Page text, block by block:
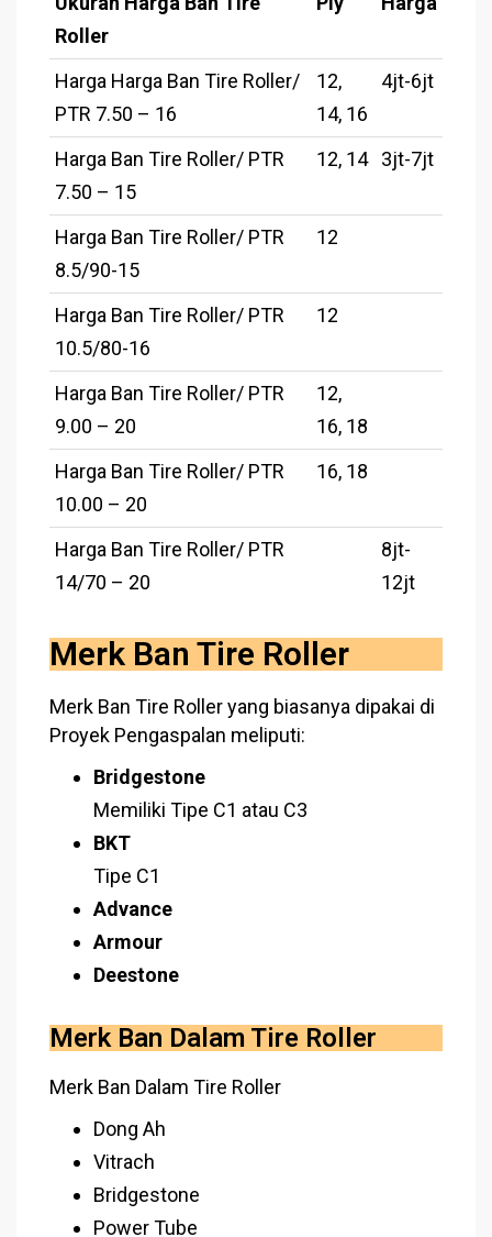
Roller
Harga Harga Ban Tire Roller/
PTR 7.50 – 16
12,
14, 16
4jt-6jt
Harga Ban Tire Roller/ PTR
7.50 – 15
12, 14 3jt-7jt
Harga Ban Tire Roller/ PTR
8.5/90-15
12
Harga Ban Tire Roller/ PTR
10.5/80-16
12
Harga Ban Tire Roller/ PTR
9.00 – 20
12,
16, 18
Harga Ban Tire Roller/ PTR
10.00 – 20
16, 18
Harga Ban Tire Roller/ PTR
14/70 – 20
8jt-
12jt
Merk Ban Tire Roller
Merk Ban Tire Roller yang biasanya dipakai di
Proyek Pengaspalan meliputi:
Bridgestone
Memiliki Tipe C1 atau C3
BKT
Tipe C1
Advance
Armour
Deestone
Merk Ban Dalam Tire Roller
Merk Ban Dalam Tire Roller
Dong Ah
Vitrach
Bridgestone
Power Tube